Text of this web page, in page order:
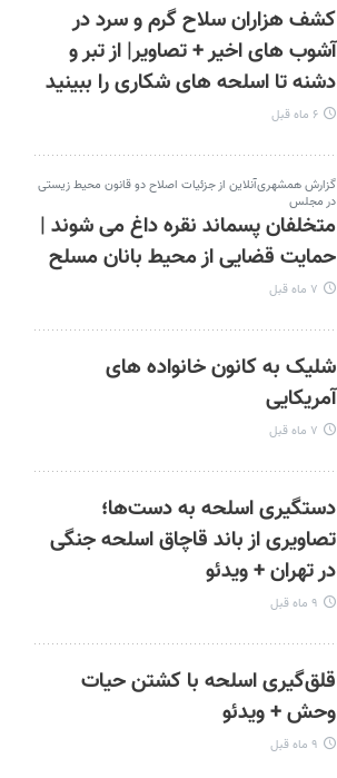
کشف هزاران سلاح گرم و سرد در
آشوب های اخیر + تصاویر| از تبر و
دشنه تا اسلحه های شکاری را ببینید
۶ ماه قبل
گزارش همشهری‌آنلاین از جزئیات اصلاح دو قانون محیط زیستی
در مجلس
متخلفان پسماند نقره‌ داغ می‌ شوند |
حمایت قضایی از محیط بانان مسلح
۷ ماه قبل
شلیک به کانون خانواده‌‍ های
آمریکایی
۷ ماه قبل
دستگیری اسلحه به دست‌ها؛
تصاویری از باند قاچاق اسلحه جنگی
در تهران + ویدئو
۹ ماه قبل
قلق‌گیری اسلحه با کشتن حیات
وحش + ویدئو
۹ ماه قبل